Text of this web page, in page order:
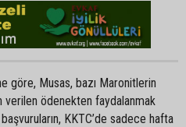
göre, Musas, bazı Maronitlerin
verilen ödenekten faydalanmak
KKTC’de sadece hafta